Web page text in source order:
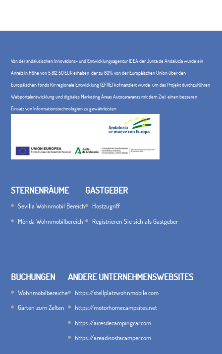
Von der andalusischen Innovations- und Entwicklungsagentur IDEA der Junta de Andalucía wurde ein
Anreiz in Höhe von 5.812,50 EUR erhalten, der zu 80% von der Europäischen Union über den
Europäischen Fonds für regionale Entwicklung (EFRE) kofinanziert wurde, um das Projekt durchzuführen
Webportalentwicklung und digitales Marketing Áreas Autocaravanas mit dem Ziel, einen besseren
Einsatz von Informationstechnologien zu gewährleisten
STERNENRÄUME
Sevilla Wohnmobil Bereich
Mérida Wohnmobilbereich
GASTGEBER
Hostzugriff
Registrieren Sie sich als Gastgeber
BUCHUNGEN
Wohnmobilbereiche
Gärten zum Zelten
ANDERE UNTERNEHMENSWEBSITES
https://stellplatzwohnmobile.com
https://motorhomecampsites.net
https://airesdecampingcar.com
https://areadisostacamper.com